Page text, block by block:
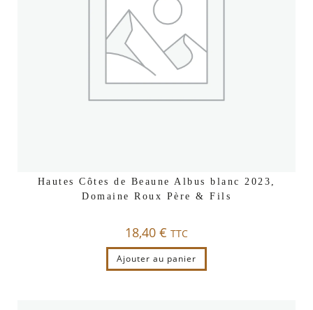
Hautes Côtes de Beaune Albus blanc 2023,
Domaine Roux Père & Fils
18,40 € TTC
Ajouter au panier